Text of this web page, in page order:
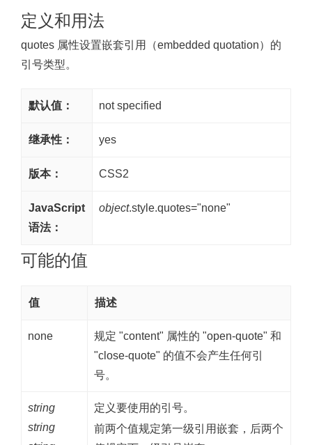
定义和用法
quotes 属性设置嵌套引用（embedded quotation）的
引号类型。
默认值： not specified
继承性： yes
版本： CSS2
JavaScript
语法：
object.style.quotes="none"
可能的值
值 描述
none
规定 "content" 属性的 "open-quote" 和
"close-quote" 的值不会产生任何引
号。
string
string
定义要使用的引号。
前两个值规定第一级引用嵌套，后两个